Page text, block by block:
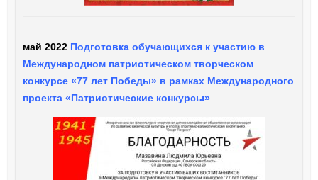
май 2022 Подготовка обучающихся к участию в
Международном патриотическом творческом
конкурсе «77 лет Победы» в рамках Международного
проекта «Патриотические конкурсы»